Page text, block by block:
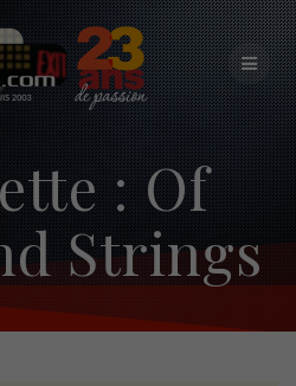
Skip
to
content
:Of
Strings